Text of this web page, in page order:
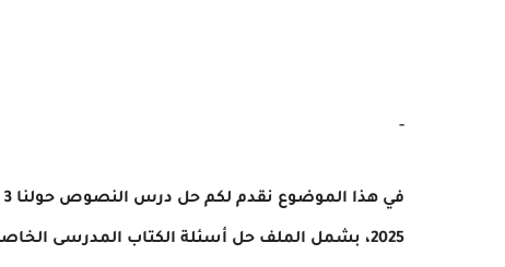
-
2025، بشمل الملف حل أسئلة الكتاب المدرسى الخاصة بالدرس وفقا للمنهاج الوزاري في الإمارات.